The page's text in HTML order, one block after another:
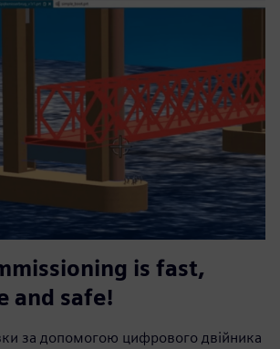
is fast,
and safe!
за допомогою цифрового двійника